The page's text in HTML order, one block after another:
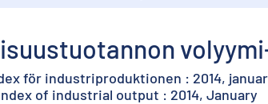
för industriproduktionen : 2014,
of industrial output : 2014, January